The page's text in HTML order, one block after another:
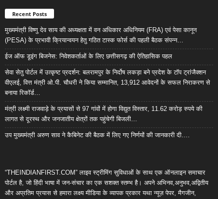
Recent Posts
मुख्यमंत्री विष्णु देव साय की अध्यक्षता में वन अधिकार अधिनियम (FRA) एवं पेसा कानून
(PESA) के प्रभावी क्रियान्वयन हेतु गठित टास्क फोर्स की पहली बैठक संपन्न…
ईज ऑफ डूइंग बिजनेस: निवेशकर्ताओं के लिए छत्तीसगढ़ की ऐतिहासिक पहल
सेवा सेतु पोर्टल में उत्कृष्ट प्रदर्शन: बलरामपुर के निर्दोष लकड़ा बने प्रदेश के टॉप ट्रांजैक्शन
वीएलई, वित्त मंत्री ओ.पी. चौधरी ने किया सम्मानित, 13,912 आवेदनों के सफल निराकरण से
बनाया रिकॉर्ड…
मंत्री लक्ष्मी राजवाड़े के प्रयासों से 97 गांवों में होगा विद्युत विस्तार, 11.62 करोड़ रुपये की
लागत से दूरस्थ और जनजातीय क्षेत्रों तक पहुंचेगी बिजली…
उप मुख्यमंत्री अरुण साव ने कैबिनेट की बैठक में लिए गए निर्णयों की जानकारी दी….
“THEINDIANFIRST.COM” लाइव स्ट्रीमिंग सुविधाओं के साथ एक ऑनलाइन समाचार
पोर्टल है, जो हिंदी भाषा में जन-संचार का एक सशक्त स्तम्भ है। अपने अभिनव,अनुभव,अद्वितीय
और अप्रतिम प्रयास से हमारा लक्ष्य मीडिया के व्यापक प्रकार यथा न्यूज़ पेपर, मैगजीन,